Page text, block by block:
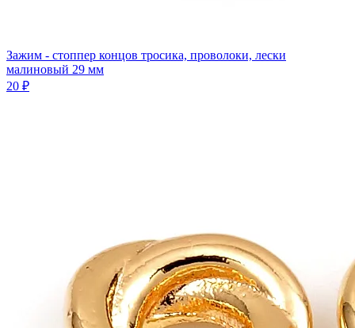
Зажим - стоппер концов тросика, проволоки, лески
малиновый 29 мм
20 ₽